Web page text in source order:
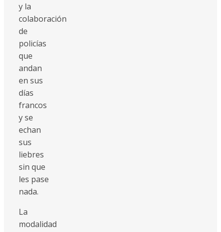
y la
colaboración
de
policías
que
andan
en sus
días
francos
y se
echan
sus
liebres
sin que
les pase
nada.
La
modalidad